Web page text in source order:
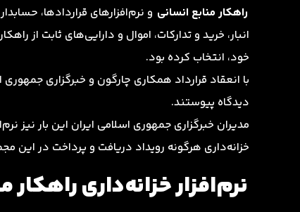
راهکار منابع انسانی و نرم‌افزارهای قراردادها،
انبار، خرید و تدارکات‌، اموال و دارایی‌های ثابت از
خود، انتخاب کرده بود.
دیدگاه پیوستند.
مدیران خبرگزاری جمهوری اسلامی ایران این بار نیز
خزانه‌داری هرگونه رویداد دریافت و پرداخت در این
نرم‌افزار خزانه‌داری راهکار